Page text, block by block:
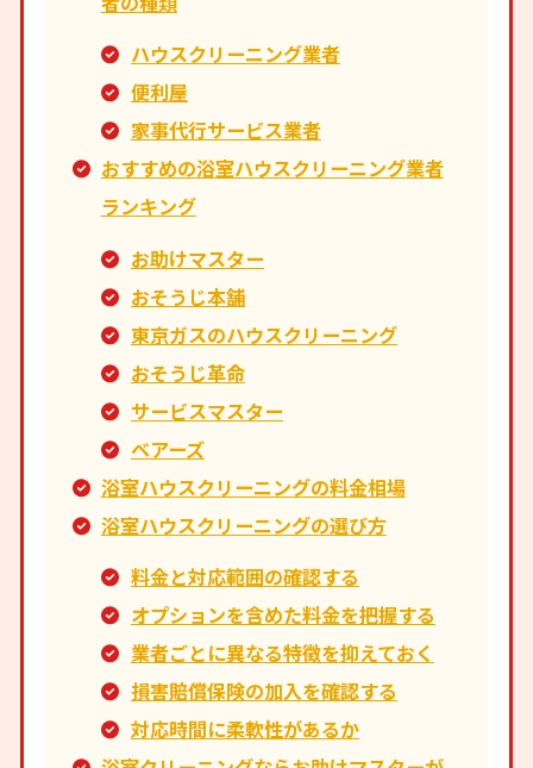
ハウスクリーニング業者
便利屋
家事代行サービス業者
おすすめの浴室ハウスクリーニング業者
ランキング
お助けマスター
おそうじ本舗
東京ガスのハウスクリーニング
おそうじ革命
サービスマスター
ベアーズ
浴室ハウスクリーニングの料金相場
浴室ハウスクリーニングの選び方
料金と対応範囲の確認する
オプションを含めた料金を把握する
業者ごとに異なる特徴を抑えておく
損害賠償保険の加入を確認する
対応時間に柔軟性があるか